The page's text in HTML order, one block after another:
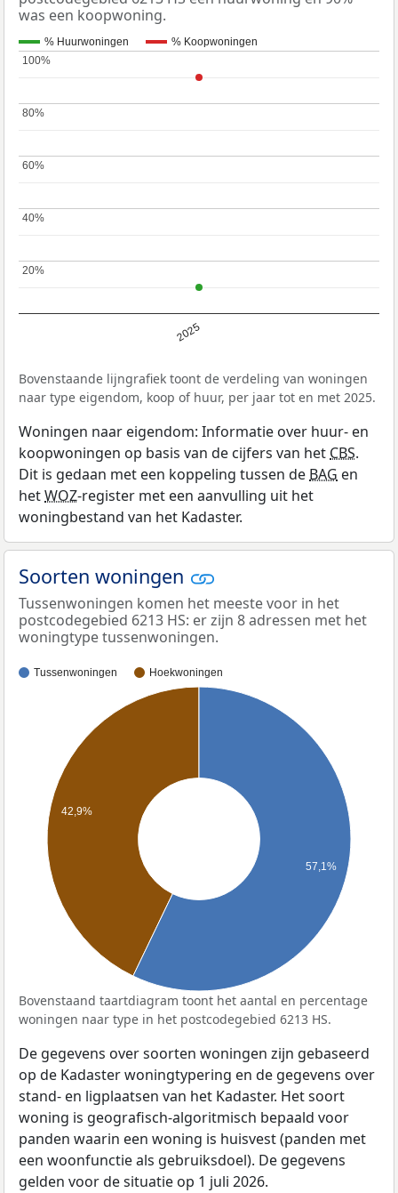
was een koopwoning.
% Huurwoningen % Koopwoningen
2025
20%
20%
40%
40%
60%
60%
80%
80%
100%
100%
Bovenstaande lijngrafiek toont de verdeling van woningen
naar type eigendom, koop of huur, per jaar tot en met 2025.
Woningen naar eigendom: Informatie over huur- en
koopwoningen op basis van de cijfers van het CBS.
Dit is gedaan met een koppeling tussen de BAG en
hetWOZ-register met een aanvulling uit het
woningbestand van het Kadaster.
Soorten woningen
Tussenwoningen komen het meeste voor in het
postcodegebied 6213 HS: er zijn 8 adressen met het
woningtype tussenwoningen.
Tussenwoningen Hoekwoningen
42,9%
57,1%
Bovenstaand taartdiagram toont het aantal en percentage
woningen naar type in het postcodegebied 6213 HS.
De gegevens over soorten woningen zijn gebaseerd
op de Kadaster woningtypering en de gegevens over
stand- en ligplaatsen van het Kadaster. Het soort
woning is geografisch-algoritmisch bepaald voor
panden waarin een woning is huisvest (panden met
een woonfunctie als gebruiksdoel). De gegevens
gelden voor de situatie op 1 juli 2026.